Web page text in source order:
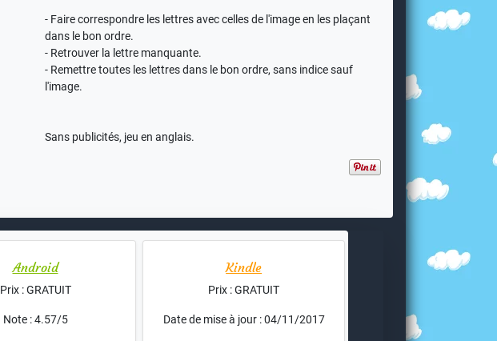
- Faire correspondre les lettres avec celles de l'image en les plaçant
dans le bon ordre.
- Retrouver la lettre manquante.
- Remettre toutes les lettres dans le bon ordre, sans indice sauf
l'image.
Sans publicités, jeu en anglais.
Android
Prix : GRATUIT
Note : 4.57/5
Kindle
Prix : GRATUIT
Date de mise à jour : 04/11/2017